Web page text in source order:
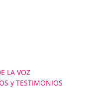
LA VOZ
y TESTIMONIOS